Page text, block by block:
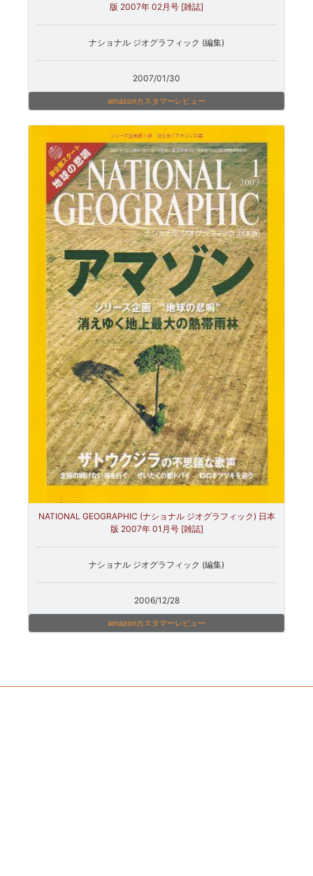
版 2007年 02月号 [雑誌]
ナショナル ジオグラフィック (編集)
2007/01/30
amazonカスタマーレビュー
NATIONAL GEOGRAPHIC (ナショナル ジオグラフィック) 日本
版 2007年 01月号 [雑誌]
ナショナル ジオグラフィック (編集)
2006/12/28
amazonカスタマーレビュー